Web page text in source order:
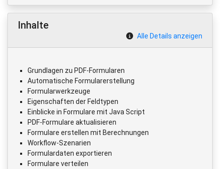
Inhalte
Alle Details anzeigen
Grundlagen zu PDF-Formularen
Automatische Formularerstellung
Formularwerkzeuge
Eigenschaften der Feldtypen
Einblicke in Formulare mit Java Script
PDF-Formulare aktualisieren
Formulare erstellen mit Berechnungen
Workflow-Szenarien
Formulardaten exportieren
Formulare verteilen